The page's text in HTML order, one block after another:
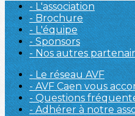
- L'association
- Brochure
- L'équipe
- Sponsors
- Nos autres
- Le réseau AVF
- AVF Caen vous
- Questions
- Adhérer à notre